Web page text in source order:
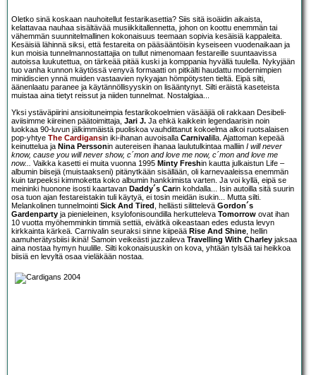
Oletko sinä koskaan nauhoitellut festarikasettia? Siis sitä isoäidin aikaista,
kelattavaa nauhaa sisältävää musiikkitallennetta, johon on koottu enemmän tai
vähemmän suunnitelmallinen kokonaisuus teemaan sopivia kesäisiä kappaleita.
Kesäisiä lähinnä siksi, että festareita on pääsääntöisin kyseiseen vuodenaikaan ja
kun moisia tunnelmannostattajia on tullut nimenomaan festareille suuntaavissa
autoissa luukutettua, on tärkeää pitää kuski ja komppania hyvällä tuulella. Nykyjään
tuo vanha kunnon käytössä venyvä formaatti on pitkälti haudattu modernimpien
minidiscien ynnä muiden vastaavien nykyajan hömpötysten tieltä. Eipä silti,
äänenlaatu paranee ja käytännöllisyyskin on lisääntynyt. Silti eräistä kaseteista
muistaa aina tietyt reissut ja niiden tunnelmat. Nostalgiaa...
Yksi ystäväpiirini ansioituneimpia festarikokoelmien väsääjiä oli rakkaan Desibeli-
aviisimme kiireinen päätoimittaja, Jari J. Ja ehkä kaikkein legendaarisin noin
luokkaa 90-luvun jälkimmäistä puoliskoa vauhdittanut kokoelma alkoi ruotsalaisen
pop-yhtye The Cardigansin iki-ihanan auvoisalla Carnivalilla. Ajattoman kepeää
keinuttelua ja Nina Perssonin autereisen ihanaa laulutulkintaa malliin I will never
know, cause you will never show, c´mon and love me now, c´mon and love me
now... Vaikka kasetti ei muita vuonna 1995 Minty Freshin kautta julkaistun Life –
albumin biisejä (muistaakseni) pitänytkään sisällään, oli karnevaaleissa enemmän
kuin tarpeeksi kimmoketta koko albumin hankkimista varten. Ja voi kyllä, eipä se
meininki huonone isosti kaartavan Daddy´s Carin kohdalla... Isin autoilla sitä suurin
osa tuon ajan festareistakin tuli käytyä, ei tosin meidän isukin... Mutta silti.
Melankolinen tunnelmointi Sick And Tired , hellästi silittelevä Gordon´s
Gardenparty ja pienieleinen, ksylofonisoundilla herkutteleva Tomorrow ovat ihan
10 vuotta myöhemminkin timmiä settiä, eivätkä oikeastaan edes edusta levyn
kirkkainta kärkeä. Carnivalin seuraksi sinne kiipeää Rise And Shine, hellin
aamuherätysbiisi ikinä! Samoin veikeästi jazzaileva Travelling With Charley jaksaa
aina nostaa hymyn huulille. Silti kokonaisuuskin on kova, yhtään tylsää tai heikkoa
biisiä en levyltä osaa vieläkään nostaa.